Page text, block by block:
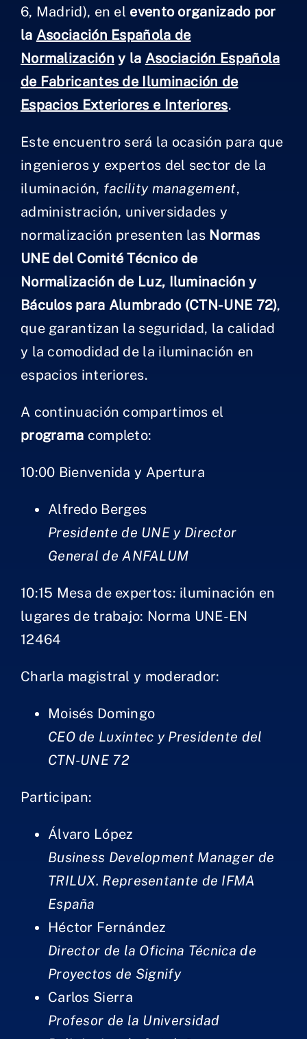
6, Madrid), en el evento organizado por
la Asociación Española de
Normalización y la Asociación Española
de Fabricantes de Iluminación de
Espacios Exteriores e Interiores.
Este encuentro será la ocasión para que
ingenieros y expertos del sector de la
iluminación, facility management,
administración, universidades y
normalización presenten las Normas
UNE del Comité Técnico de
Normalización de Luz, Iluminación y
Báculos para Alumbrado (CTN-UNE 72),
que garantizan la seguridad, la calidad
y la comodidad de la iluminación en
espacios interiores.
A continuación compartimos el
programa completo:
​​​​10:0​0 Bienvenida y Apertura
Alfredo Berges
Presidente de UNE y Director
General de ANFALUM
​​10:15 Mesa de expertos: iluminación en
lugares de trabajo: Norm​a UNE-EN
12464​​
C​harla magistra​l y moderador:​
Moisés Domingo
CEO de Lux​​intec y Presidente del
CTN-UNE 72​
Participan:​
Álvaro López
Business Development Manager de
TRILUX. Representante de IFM​A
España​
Héctor Fernández
Director de la Oficina Técnica de
Proyectos de Signify​
Carlos Sierra
Profesor de la ​​​​Universidad